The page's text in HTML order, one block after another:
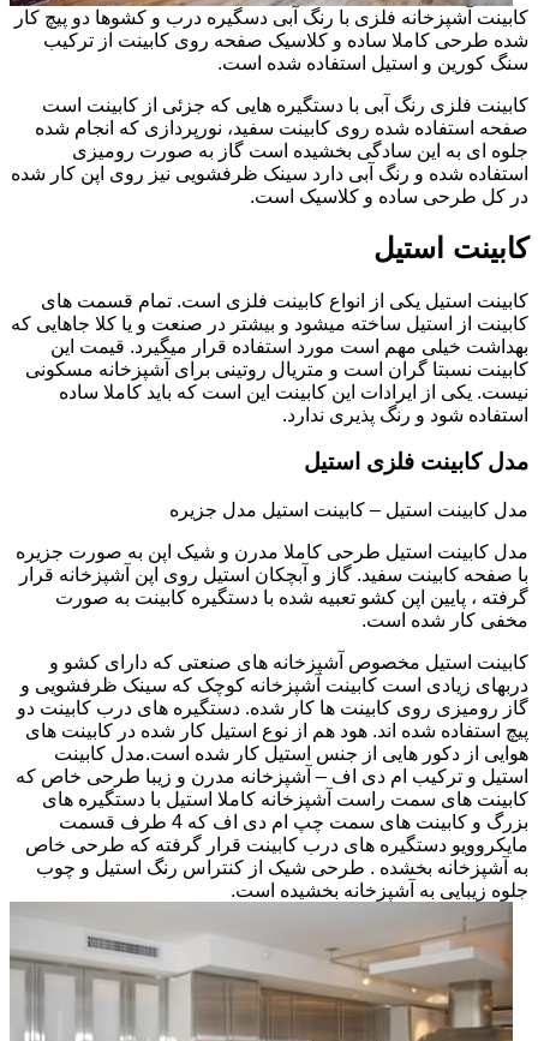
کابینت آشپزخانه فلزی با رنگ آبی دسگیره درب و کشوها دو پیچ کار
شده طرحی کاملا ساده و کلاسیک صفحه روی کابینت از ترکیب
سنگ کورین و استیل استفاده شده است.
کابینت فلزی رنگ آبی با دستگیره هایی که جزئی از کابینت است
صفحه استفاده شده روی کابینت سفید، نورپردازی که انجام شده
جلوه ای به این سادگی بخشیده است گاز به صورت رومیزی
استفاده شده و رنگ آبی دارد سینک ظرفشویی نیز روی اپن کار شده
در کل طرحی ساده و کلاسیک است.
کابینت استیل
کابینت استیل یکی از انواع کابینت فلزی است. تمام قسمت های
کابینت از استیل ساخته میشود و بیشتر در صنعت و یا کلا جاهایی که
بهداشت خیلی مهم است مورد استفاده قرار میگیرد. قیمت این
کابینت نسبتا گران است و متریال روتینی برای آشپزخانه مسکونی
نیست. یکی از ایرادات این کابینت این است که باید کاملا ساده
استفاده شود و رنگ پذیری ندارد.
مدل کابینت فلزی استیل
مدل کابینت استیل – کابینت استیل مدل جزیره
مدل کابینت استیل طرحی کاملا مدرن و شیک اپن به صورت جزیره
با صفحه کابینت سفید. گاز و آبچکان استیل روی اپن آشپزخانه قرار
گرفته ، پایین اپن کشو تعبیه شده با دستگیره کابینت به صورت
مخفی کار شده است.
کابینت استیل مخصوص آشپزخانه های صنعتی که دارای کشو و
دربهای زیادی است کابینت آشپزخانه کوچک که سینک ظرفشویی و
گاز رومیزی روی کابینت ها کار شده. دستگیره های درب کابینت دو
پیچ استفاده شده اند. هود هم از نوع استیل کار شده در کابینت های
هوایی از دکور هایی از جنس استیل کار شده است.مدل کابینت
استیل و ترکیب ام دی اف – آشپزخانه مدرن و زیبا طرحی خاص که
کابینت های سمت راست آشپزخانه کاملا استیل با دستگیره های
بزرگ و کابینت های سمت چپ ام دی اف که 4 طرف قسمت
مایکروویو دستگیره های درب کابینت قرار گرفته که طرحی خاص
به آشپزخانه بخشده . طرحی شیک از کنتراس رنگ استیل و چوب
جلوه زیبایی به آشپزخانه بخشیده است.